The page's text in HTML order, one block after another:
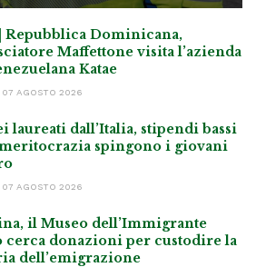
Repubblica Dominicana,
Maffettone visita l’azienda
Katae
07 AGOSTO 2026
laureati dall’Italia, stipendi bassi
spingono i giovani
07 AGOSTO 2026
il Museo dell’Immigrante
cerca donazioni per custodire la
dell’emigrazione